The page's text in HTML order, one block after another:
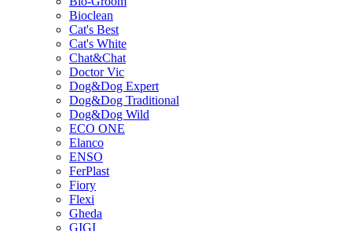
Bioclean
Cat's Best
Cat's White
Chat&Chat
Doctor Vic
Dog&Dog Expert
Dog&Dog Traditional
Dog&Dog Wild
ECO ONE
Elanco
ENSO
FerPlast
Fiory
Flexi
Gheda
GIGI